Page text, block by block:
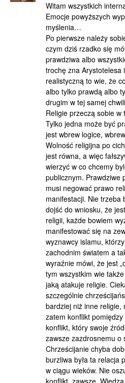
Witam wszystkich
Emocje powyższych
myślenia…
Po pierwsze należy
czym dziś rzadko się
prawdziwa albo
trochę zna Arystotelesa
realistyczną to wie, że
albo tylko prawdą albo
drugim w tej samej
Religie przeczą sobie
Tylko jedna może być
jest wbrew logice,
Wolność religijna po
jest równa, a więc
wierzyć w co chcemy
publicznym. Prawdziwe
musi negować prawo
manifestacji. Nie trzeba
dojść do wniosku, że
religii, każde bowiem
manifestować się na
wyznawcy islamu,
zachodnim światem a
wyraźnie mówi, że jest
tym wszystkim wie
jaką atakuje religie.
szczególnie
bardziej niż inne religie,
zatem konflikt
konflikt, który swoje
zawsze zazdrosnemu o
Chrześcijanie chyba
burzliwa była ta relacja
w ciągu wieków. Nie
konflikt, zawsze.